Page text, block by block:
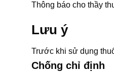
Thông báo cho thầy
Lưu ý
Trước khi sử dụng
Chống chỉ định